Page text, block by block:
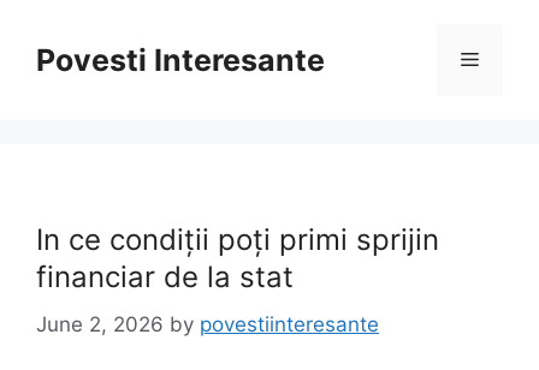
contentPovesti Interesante Menu
In ce condiții poți primi sprijin
financiar de la stat
June 2, 2026 by povestiinteresante